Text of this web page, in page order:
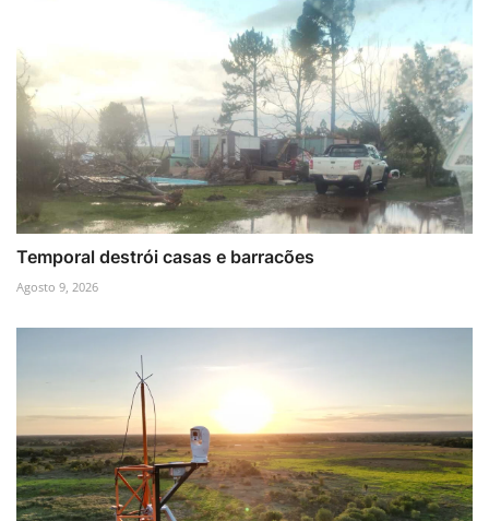
Temporal destrói casas e barracões
Agosto 9, 2026